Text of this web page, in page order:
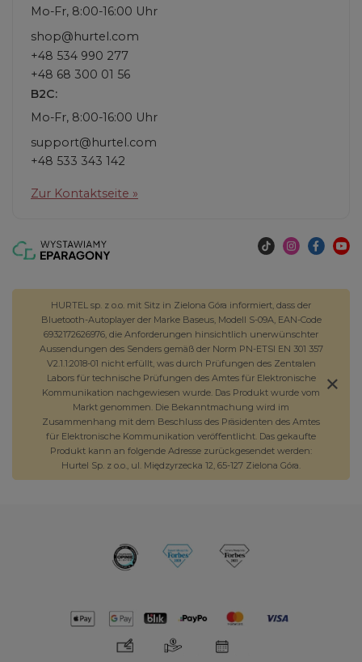
Mo-Fr, 8:00-16:00 Uhr
shop@hurtel.com
+48 534 990 277
+48 68 300 01 56
B2C:
Mo-Fr, 8:00-16:00 Uhr
support@hurtel.com
+48 533 343 142
Zur Kontaktseite »
HURTEL sp. z o.o. mit Sitz in Zielona Góra informiert, dass der
Bluetooth-Autoplayer der Marke Baseus, Modell S-09A, EAN-Code
6932172626976, die Anforderungen hinsichtlich unerwünschter
Aussendungen des Senders gemäß der Norm PN-ETSI EN 301 357
V2.1.1:2018-01 nicht erfüllt, was durch Prüfungen des Zentralen
Labors für technische Prüfungen des Amtes für Elektronische
Kommunikation nachgewiesen wurde. Das Produkt wurde vom
Markt genommen. Die Bekanntmachung wird im
Zusammenhang mit dem Beschluss des Präsidenten des Amtes
für Elektronische Kommunikation veröffentlicht. Das gekaufte
Produkt kann an folgende Adresse zurückgesendet werden:
Hurtel Sp. z o.o., ul. Międzyrzecka 12, 65-127 Zielona Góra.